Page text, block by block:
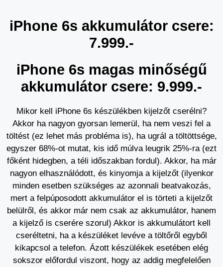
iPhone 6s akkumulátor csere:
7.999.-
iPhone 6s magas minőségű
akkumulátor csere: 9.999.-
Mikor kell iPhone 6s készülékben kijelzőt cserélni?
Akkor ha nagyon gyorsan lemerül, ha nem veszi fel a
töltést (ez lehet más probléma is), ha ugrál a töltöttsége,
egyszer 68%-ot mutat, kis idő múlva leugrik 25%-ra (ezt
főként hidegben, a téli időszakban fordul). Akkor, ha már
nagyon elhasználódott, és kinyomja a kijelzőt (ilyenkor
minden esetben szükséges az azonnali beatvakozás,
mert a felpúposodott akkumulátor el is törteti a kijelzőt
belülről, és akkor már nem csak az akkumulátor, hanem
a kijelző is cserére szorul) Akkor is akkumulátort kell
cseréltetni, ha a készüléket levéve a töltőről egyből
kikapcsol a telefon. Ázott készülékek esetében elég
sokszor előfordul viszont, hogy az addig megfelelően